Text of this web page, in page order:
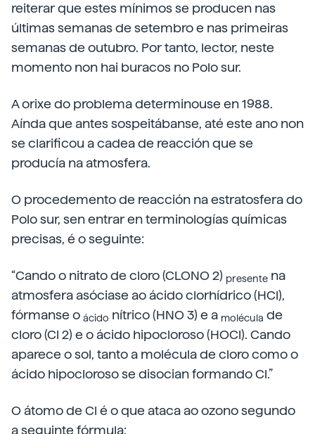
reiterar que estes mínimos se producen nas
últimas semanas de setembro e nas primeiras
semanas de outubro. Por tanto, lector, neste
momento non hai buracos no Polo sur.
A orixe do problema determinouse en 1988.
Aínda que antes sospeitábanse, até este ano non
se clarificou a cadea de reacción que se
producía na atmosfera.
O procedemento de reacción na estratosfera do
Polo sur, sen entrar en terminologías químicas
precisas, é o seguinte:
“Cando o nitrato de cloro (CLONO 2) presente na
atmosfera asóciase ao ácido clorhídrico (HCl),
fórmanse o ácido nítrico (HNO 3) e a molécula de
cloro (Cl 2) e o ácido hipocloroso (HOCl). Cando
aparece o sol, tanto a molécula de cloro como o
ácido hipocloroso se disocian formando Cl.”
O átomo de Cl é o que ataca ao ozono segundo
a seguinte fórmula: